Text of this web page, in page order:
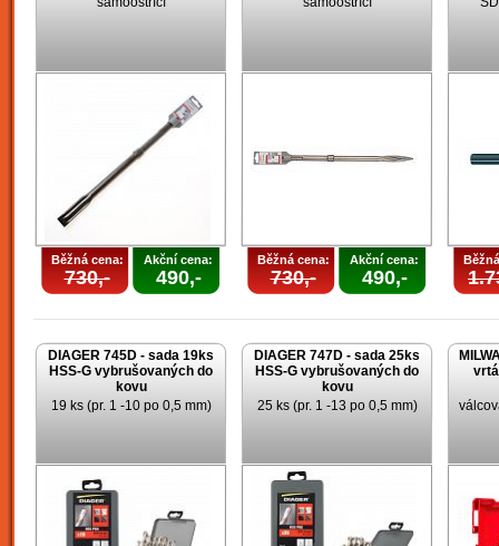
Běžná cena:
730,-
Akční cena:
490,-
Běžná cena:
730,-
Akční cena:
490,-
DIAGER 745D - sada 19ks
HSS-G vybrušovaných do
kovu
19 ks (pr. 1 -10 po 0,5 mm)
DIAGER 747D - sada 25ks
HSS-G vybrušovaných do
kovu
25 ks (pr. 1 -13 po 0,5 mm)